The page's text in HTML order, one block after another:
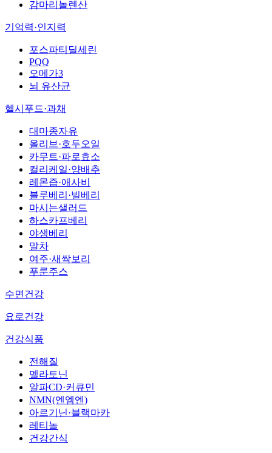
감마리놀렌산
기억력·인지력
포스파티딜세린
PQQ
오메가3
뇌 유산균
헬시푸드·과채
대마종자유
올리브·호두오일
카무트·파로효소
컬리케일·양배추
레몬즙·애사비
블루베리·빌베리
마시는샐러드
하스카프베리
야생베리
말차
여주·새싹보리
푸룬주스
수면건강
요로건강
건강식품
전해질
멜라토닌
알파CD·커큐민
NMN(엔엠엔)
아르기닌·블랙마카
레티놀
건강간식